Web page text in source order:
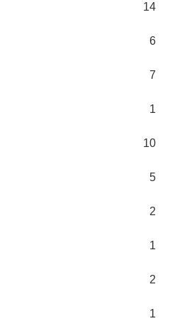
14
6
7
1
10
5
2
1
2
1